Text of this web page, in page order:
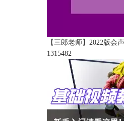
【三郎老师】2022版会
1315482